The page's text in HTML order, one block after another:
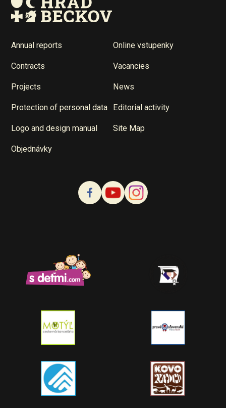
Annual reports Online vstupenky
Contracts Vacancies
Projects News
Protection of personal data Editorial activity
Logo and design manual Site Map
Objednávky